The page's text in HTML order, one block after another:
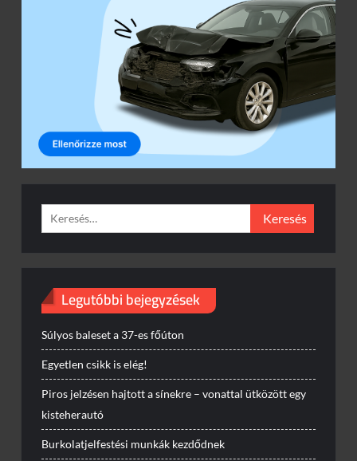
Keresés:
Legutóbbi bejegyzések
Súlyos baleset a 37-es főúton
Egyetlen csikk is elég!
Piros jelzésen hajtott a sínekre – vonattal ütközött egy
kisteherautó
Burkolatjelfestési munkák kezdődnek